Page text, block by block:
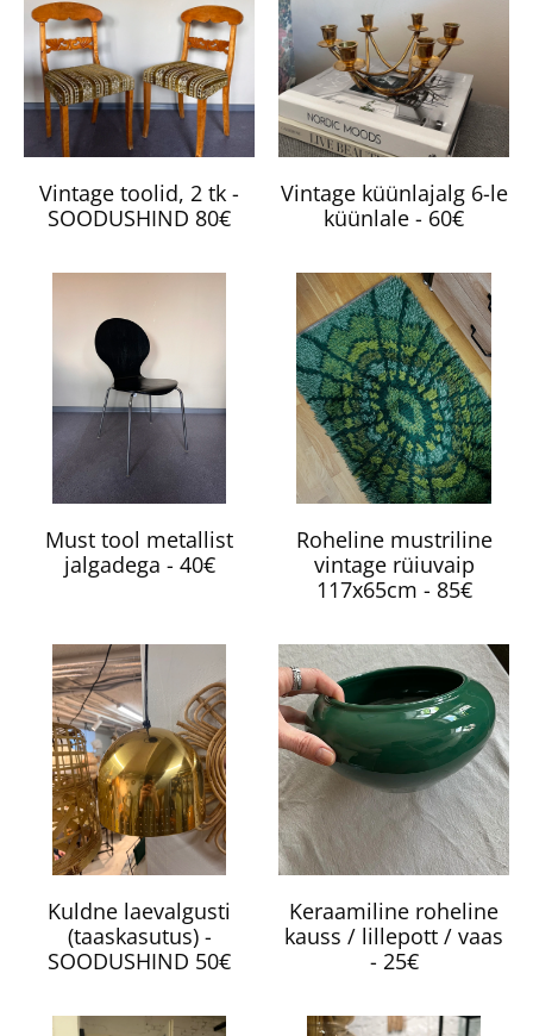
Vintage toolid, 2 tk -
SOODUSHIND 80€
Vintage küünlajalg 6-le
küünlale - 60€
Must tool metallist
jalgadega - 40€
Roheline mustriline
vintage rüiuvaip
117x65cm - 85€
Kuldne laevalgusti
(taaskasutus) -
SOODUSHIND 50€
Keraamiline roheline
kauss / lillepott / vaas
- 25€